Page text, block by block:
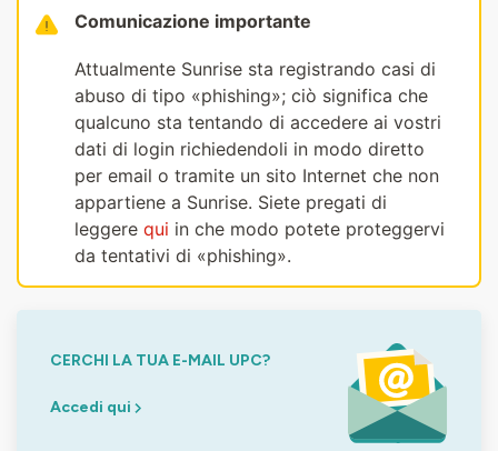
Comunicazione importante
Attualmente Sunrise sta registrando casi di
abuso di tipo «phishing»; ciò significa che
qualcuno sta tentando di accedere ai vostri
dati di login richiedendoli in modo diretto
per email o tramite un sito Internet che non
appartiene a Sunrise. Siete pregati di
leggere qui in che modo potete proteggervi
da tentativi di «phishing».
CERCHI LA TUA E-MAIL UPC?
Accedi qui